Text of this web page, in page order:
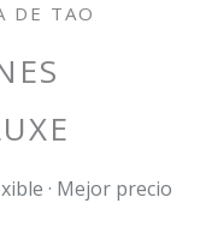
DE TAO
· Mejor precio